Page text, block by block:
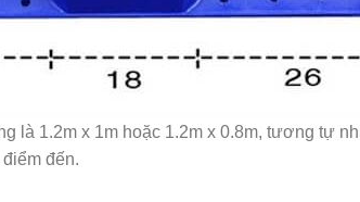
là 1.2m x 1m hoặc 1.2m x 0.8m, tương tự
đến.